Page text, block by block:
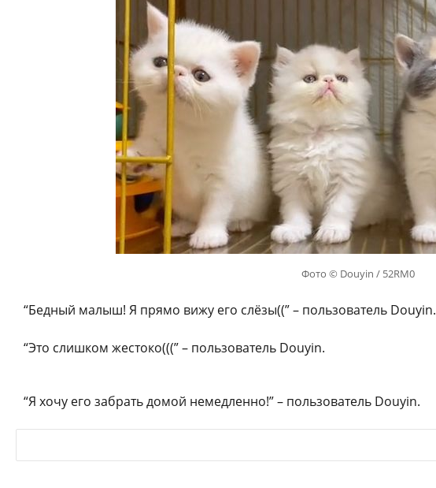
Фото © Douyin / 52RM0
“Бедный малыш! Я прямо вижу его слёзы((” – пользователь Douyin.
“Это слишком жестоко(((” – пользователь Douyin.
“Я хочу его забрать домой немедленно!” – пользователь Douyin.